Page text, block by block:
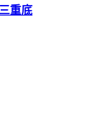
重底